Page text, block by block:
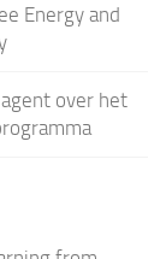
Energy and
over het